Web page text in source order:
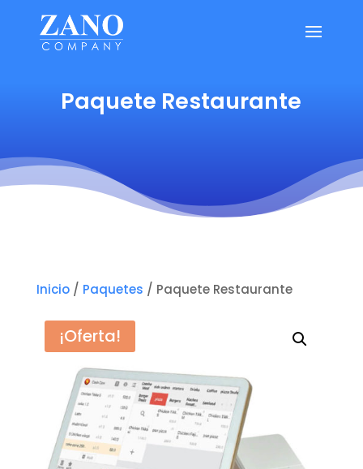
Paquete Restaurante
Inicio/ Paquetes / Paquete Restaurante
¡Oferta!